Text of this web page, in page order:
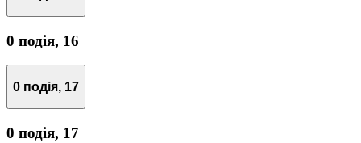
0 подія, 16
0 подія, 17
0 подія, 17